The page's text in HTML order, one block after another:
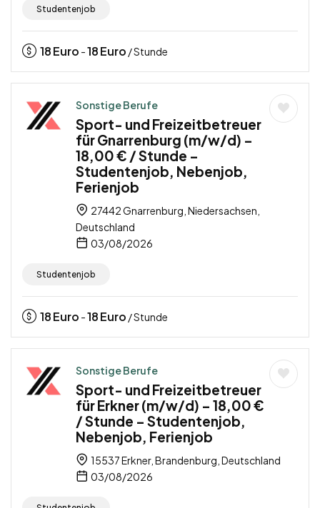
Studentenjob
18Euro -18Euro / Stunde
Sonstige Berufe
Sport- und Freizeitbetreuer
für Gnarrenburg (m/w/d) –
18,00 € / Stunde –
Studentenjob, Nebenjob,
Ferienjob
27442 Gnarrenburg, Niedersachsen,
Deutschland
03/08/2026
Studentenjob
18Euro -18Euro / Stunde
Sonstige Berufe
Sport- und Freizeitbetreuer
für Erkner (m/w/d) – 18,00 €
/ Stunde – Studentenjob,
Nebenjob, Ferienjob
15537 Erkner, Brandenburg, Deutschland
03/08/2026